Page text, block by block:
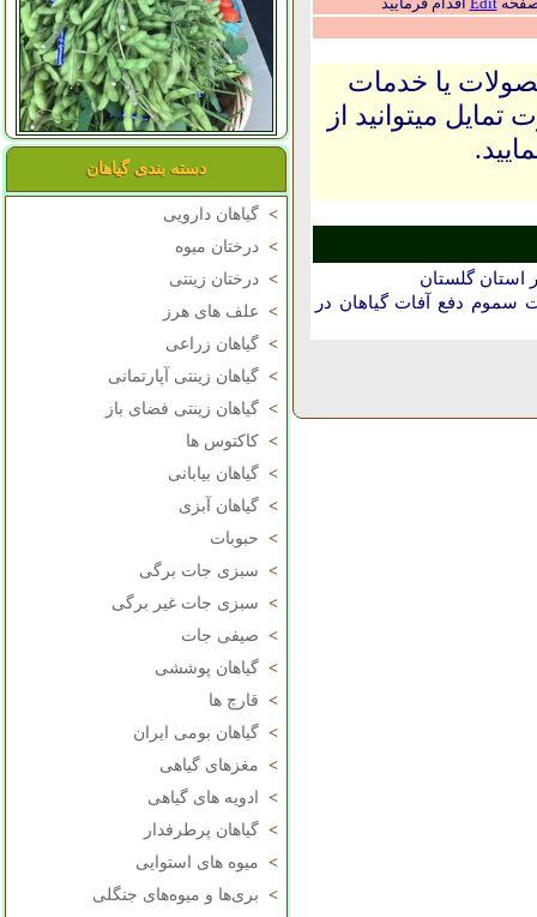
دسته بندی گیاهان
> گیاهان دارویی
> درختان میوه
> درختان زینتی
> علف های هرز
> گیاهان زراعی
> گیاهان زینتی آپارتمانی
> گیاهان زینتی فضای باز
> کاکتوس ها
> گیاهان بیابانی
> گیاهان آبزی
> حبوبات
> سبزی جات برگی
> سبزی جات غیر برگی
> صیفی جات
> گیاهان پوششی
> قارچ ها
> گیاهان بومی ایران
> مغزهای گیاهی
>
ادویه های گیاهی
> گیاهان پرطرفدار
> میوه های استوایی
> بری‌ها و میوه‌های جنگلی
یا خدمات
میتوانید از
استان گلستان
سموم دفع آفات گیاهان در